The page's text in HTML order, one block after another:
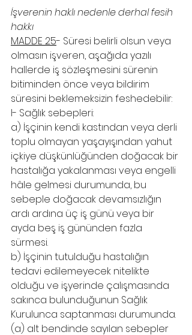
İşverenin haklı nedenle derhal fesih
hakkı
MADDE 25- Süresi belirli olsun veya
olmasın işveren, aşağıda yazılı
hallerde iş sözleşmesini sürenin
bitiminden önce veya bildirim
süresini beklemeksizin feshedebilir:
I- Sağlık sebepleri:
a) İşçinin kendi kastından veya derli
toplu olmayan yaşayışından yahut
içkiye düşkünlüğünden doğacak bir
hastalığa yakalanması veya engelli
hâle gelmesi durumunda, bu
sebeple doğacak devamsızlığın
ardı ardına üç iş günü veya bir
ayda beş iş gününden fazla
sürmesi.
b) İşçinin tutulduğu hastalığın
tedavi edilemeyecek nitelikte
olduğu ve işyerinde çalışmasında
sakınca bulunduğunun Sağlık
Kurulunca saptanması durumunda.
(a) alt bendinde sayılan sebepler